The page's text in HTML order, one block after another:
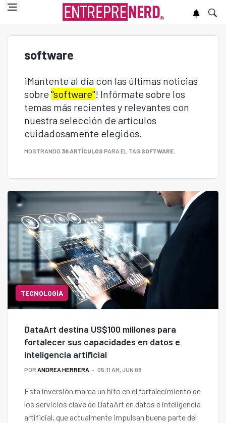
software
¡Mantente al día con las últimas noticias
sobre "software"! Infórmate sobre los
temas más recientes y relevantes con
nuestra selección de artículos
cuidadosamente elegidos.
MOSTRANDO 38 ARTÍCULOS PARA EL TAG SOFTWARE
TECNOLOGÍA
DataArt destina US$100 millones para
fortalecer sus capacidades en datos e
inteligencia artificial
POR ANDREA HERRERA 05:11 AM, JUN 08
Esta inversión marca un hito en el fortalecimiento de
los servicios clave de DataArt en datos e inteligencia
artificial, que actualmente impulsan buena parte del